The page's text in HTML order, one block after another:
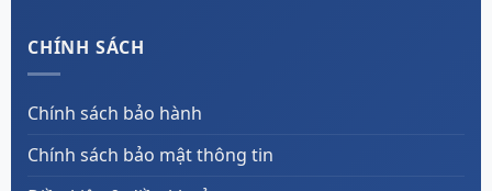
CHÍNH SÁCH
Chính sách bảo hành
Chính sách bảo mật thông tin